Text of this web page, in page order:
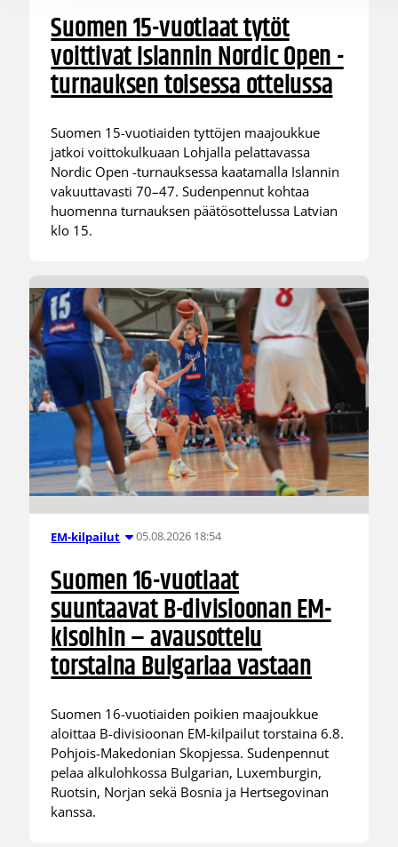
Suomen 15-vuotiaat tytöt
voittivat Islannin Nordic Open -
turnauksen toisessa ottelussa
Suomen 15-vuotiaiden tyttöjen maajoukkue
jatkoi voittokulkuaan Lohjalla pelattavassa
Nordic Open -turnauksessa kaatamalla Islannin
vakuuttavasti 70–47. Sudenpennut kohtaa
huomenna turnauksen päätösottelussa Latvian
klo 15.
EM-kilpailut 05.08.2026 18:54
Suomen 16-vuotiaat
suuntaavat B-divisioonan EM-
kisoihin – avausottelu
torstaina Bulgariaa vastaan
Suomen 16-vuotiaiden poikien maajoukkue
aloittaa B-divisioonan EM-kilpailut torstaina 6.8.
Pohjois-Makedonian Skopjessa. Sudenpennut
pelaa alkulohkossa Bulgarian, Luxemburgin,
Ruotsin, Norjan sekä Bosnia ja Hertsegovinan
kanssa.